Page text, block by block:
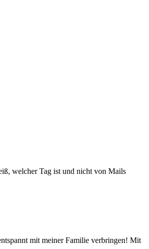
welcher Tag ist und nicht von Mails
mit meiner Familie verbringen! Mit